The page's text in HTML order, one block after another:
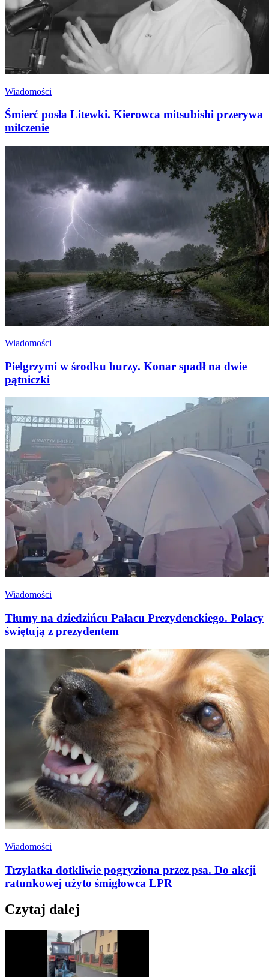
Wiadomości
Śmierć posła Litewki. Kierowca mitsubishi przerywa
milczenie
Wiadomości
Pielgrzymi w środku burzy. Konar spadł na dwie
pątniczki
Wiadomości
Tłumy na dziedzińcu Pałacu Prezydenckiego. Polacy
świętują z prezydentem
Wiadomości
Trzylatka dotkliwie pogryziona przez psa. Do akcji
ratunkowej użyto śmigłowca LPR
Czytaj dalej